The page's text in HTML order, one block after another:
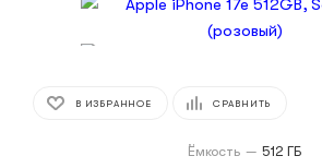
В ИЗБРАННОЕ СРАВНИТЬ
Ёмкость — 512 ГБ